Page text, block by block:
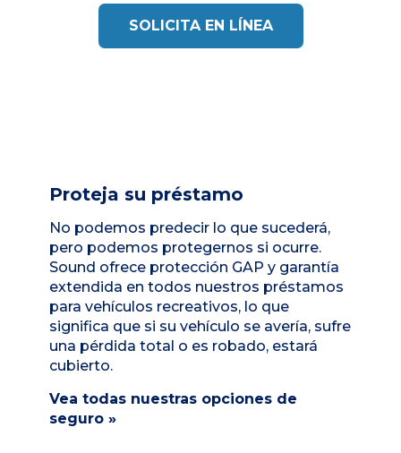
SOLICITA EN LÍNEA
Proteja su préstamo
No podemos predecir lo que sucederá,
pero podemos protegernos si ocurre.
Sound ofrece protección GAP y garantía
extendida en todos nuestros préstamos
para vehículos recreativos, lo que
significa que si su vehículo se avería, sufre
una pérdida total o es robado, estará
cubierto.
Vea todas nuestras opciones de
seguro »